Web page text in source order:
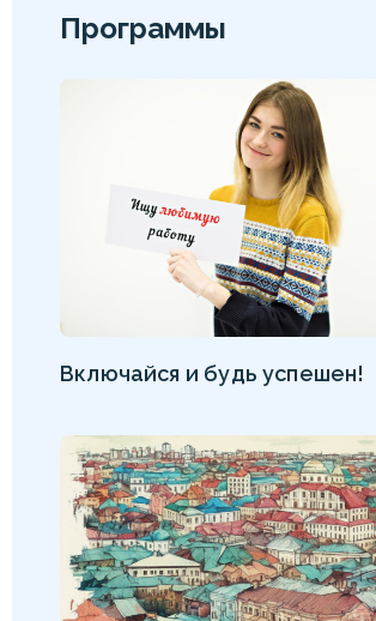
Программы
Включайся и будь успешен!